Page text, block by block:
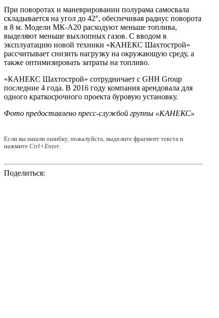
При поворотах и маневрировании полурама самосвала
складывается на угол до 42°, обеспечивая радиус поворота
в 8 м. Модели МК-А20 расходуют меньше топлива,
выделяют меньше выхлопных газов. С вводом в
эксплуатацию новой техники «КАНЕКС Шахтострой»
рассчитывает снизить нагрузку на окружающую среду, а
также оптимизировать затраты на топливо.
«КАНЕКС Шахтострой» сотрудничает с GHH Group
последние 4 года. В 2016 году компания арендовала для
одного краткосрочного проекта буровую установку.
Фото предоставлено пресс-службой группы «КАНЕКС»
Если вы нашли ошибку, пожалуйста, выделите фрагмент текста и
нажмите Ctrl+Enter.
Поделиться: